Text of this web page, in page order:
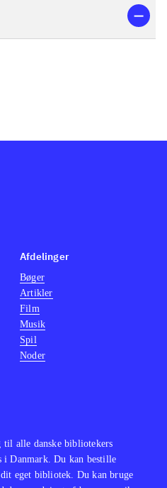
alle danske bibliotekers
i Danmark. Du kan bestille
eget bibliotek. Du kan bruge
Afdelinger
Bøger
Artikler
Film
Musik
Spil
Noder